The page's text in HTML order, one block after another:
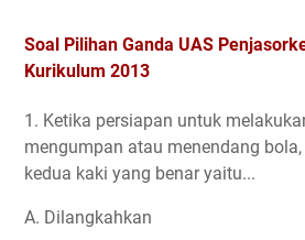
Soal Pilihan Ganda UAS
Kurikulum 2013
1. Ketika persiapan untuk
mengumpan atau menendang
kedua kaki yang benar yaitu...
A. Dilangkahkan